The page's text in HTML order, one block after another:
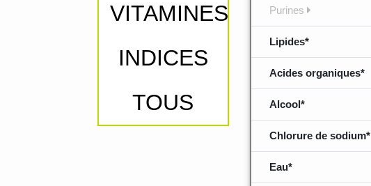
VITAMINES
INDICES
TOUS
Purines
Lipides*
Acides organiques*
Alcool*
Chlorure de sodium*
Eau*